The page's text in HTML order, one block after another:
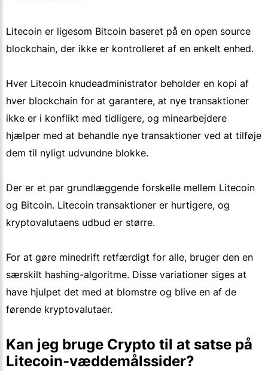
Litecoin er ligesom Bitcoin baseret på en open source
blockchain, der ikke er kontrolleret af en enkelt enhed.
Hver Litecoin knudeadministrator beholder en kopi af
hver blockchain for at garantere, at nye transaktioner
ikke er i konflikt med tidligere, og minearbejdere
hjælper med at behandle nye transaktioner ved at tilføje
dem til nyligt udvundne blokke.
Der er et par grundlæggende forskelle mellem Litecoin
og Bitcoin. Litecoin transaktioner er hurtigere, og
kryptovalutaens udbud er større.
For at gøre minedrift retfærdigt for alle, bruger den en
særskilt hashing-algoritme. Disse variationer siges at
have hjulpet det med at blomstre og blive en af de
førende kryptovalutaer.
Kan jeg bruge Crypto til at satse på
Litecoin-væddemålssider?